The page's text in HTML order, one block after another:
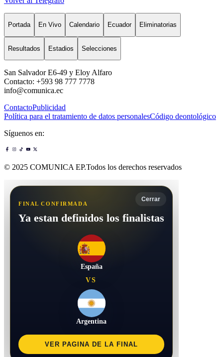
Portada En Vivo Calendario Ecuador Eliminatorias
Resultados Estadios Selecciones
San Salvador E6-49 y Eloy Alfaro
Contacto: +593 98 777 7778
info@comunica.ec
ContactoPublicidad
Política para el tratamiento de datos personalesCódigo deontológico
Síguenos en:
© 2025 COMUNICA EP.Todos los derechos reservados
Cerrar
FINAL CONFIRMADA
Ya estan definidos los finalistas
España
VS
Argentina
VER PAGINA DE LA FINAL